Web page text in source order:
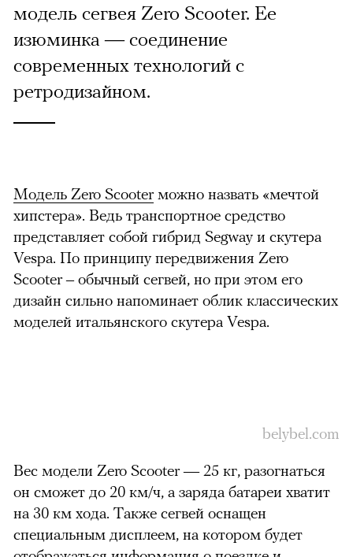
модель сегвея Zero Scooter. Ее
изюминка — соединение
современных технологий с
ретродизайном.
Модель Zero Scooterможно назвать «мечтой
хипстера». Ведь транспортное средство
представляет собой гибрид Segway и скутера
Vespa. По принципу передвижения Zero
Scooter – обычный сегвей, но при этом его
дизайн сильно напоминает облик классических
моделей итальянского скутера Vespa.
belybel.com
Вес модели Zero Scooter — 25 кг, разогнаться
он сможет до 20 км/ч, а заряда батареи хватит
на 30 км хода. Также сегвей оснащен
специальным дисплеем, на котором будет